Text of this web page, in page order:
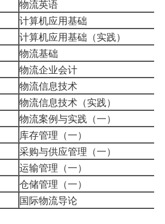
物流英语
计算机应用基础
计算机应用基础（实践）
物流基础
物流企业会计
物流信息技术
物流信息技术（实践）
物流案例与实践（一）
库存管理（一）
采购与供应管理（一）
运输管理（一）
仓储管理（一）
国际物流导论